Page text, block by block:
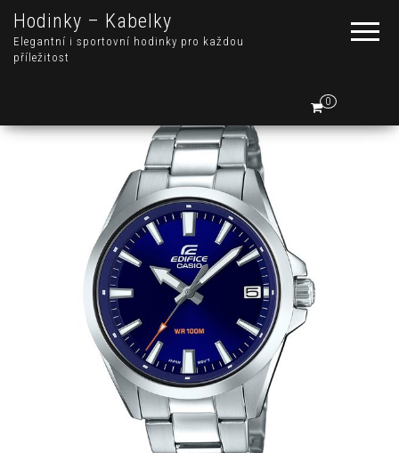
Hodinky – Kabelky
Elegantní i sportovní hodinky pro každou
příležitost
0